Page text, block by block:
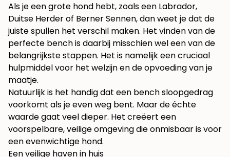
Als je een grote hond hebt, zoals een Labrador,
Duitse Herder of Berner Sennen, dan weet je dat de
juiste spullen het verschil maken. Het vinden van de
perfecte bench is daarbij misschien wel een van de
belangrijkste stappen. Het is namelijk een cruciaal
hulpmiddel voor het welzijn en de opvoeding van je
maatje.
Natuurlijk is het handig dat een bench sloopgedrag
voorkomt als je even weg bent. Maar de échte
waarde gaat veel dieper. Het creëert een
voorspelbare, veilige omgeving die onmisbaar is voor
een evenwichtige hond.
Een veilige haven in huis